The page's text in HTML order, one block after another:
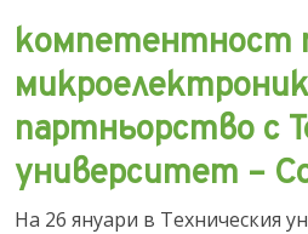
компетентност
партньорство с
университет –
На 26 януари в Техническия